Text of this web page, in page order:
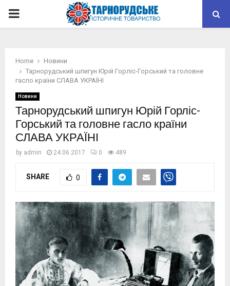
PRIMARY
Home
Новини
Тарнорудський шпигун Юрій Горліс-Горський та головне
гасло країни СЛАВА УКРАЇНІ
Новини
Тарнорудський шпигун Юрій Горліс-
Горський та головне гасло країни
СЛАВА УКРАЇНІ
by admin 24.06.2017 0 489
SHARE 0